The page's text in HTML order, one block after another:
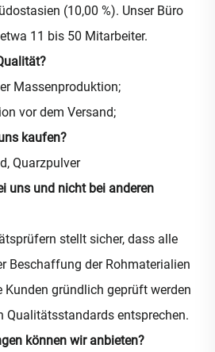
(10,00 %). Unser Büro
11 bis 50 Mitarbeiter.
Massenproduktion;
vor dem Versand;
kaufen?
Quarzpulver
uns und nicht bei anderen
stellt sicher, dass alle
Beschaffung der Rohmaterialien
Kunden gründlich geprüft werden
Qualitätsstandards entsprechen.
können wir anbieten?